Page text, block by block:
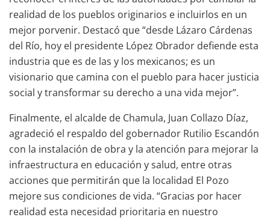
realidad de los pueblos originarios e incluirlos en un
mejor porvenir. Destacó que “desde Lázaro Cárdenas
del Río, hoy el presidente López Obrador defiende esta
industria que es de las y los mexicanos; es un
visionario que camina con el pueblo para hacer justicia
social y transformar su derecho a una vida mejor”.
Finalmente, el alcalde de Chamula, Juan Collazo Díaz,
agradeció el respaldo del gobernador Rutilio Escandón
con la instalación de obra y la atención para mejorar la
infraestructura en educación y salud, entre otras
acciones que permitirán que la localidad El Pozo
mejore sus condiciones de vida. “Gracias por hacer
realidad esta necesidad prioritaria en nuestro